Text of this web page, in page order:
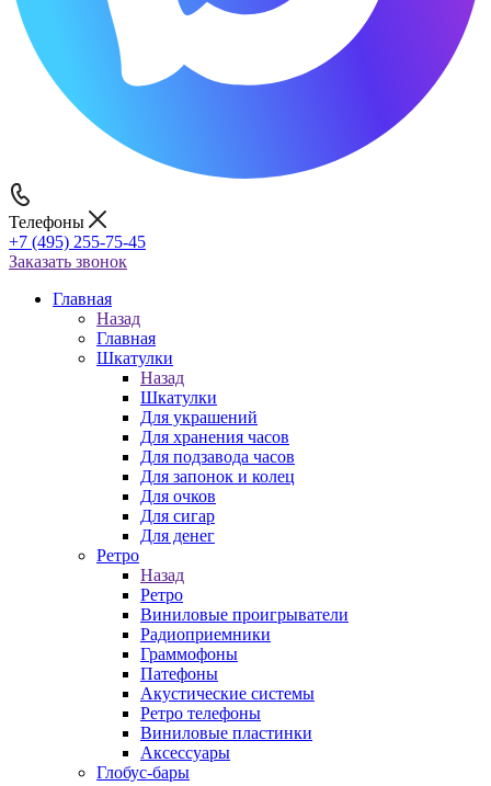
Телефоны
+7 (495) 255-75-45
Заказать звонок
Главная
Назад
Главная
Шкатулки
Назад
Шкатулки
Для украшений
Для хранения часов
Для подзавода часов
Для запонок и колец
Для очков
Для сигар
Для денег
Ретро
Назад
Ретро
Виниловые проигрыватели
Радиоприемники
Граммофоны
Патефоны
Акустические системы
Ретро телефоны
Виниловые пластинки
Аксессуары
Глобус-бары